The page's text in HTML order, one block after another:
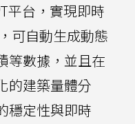
平台，實現即時
可自動生成動態
等數據，並且在
的建築量體分
穩定性與即時